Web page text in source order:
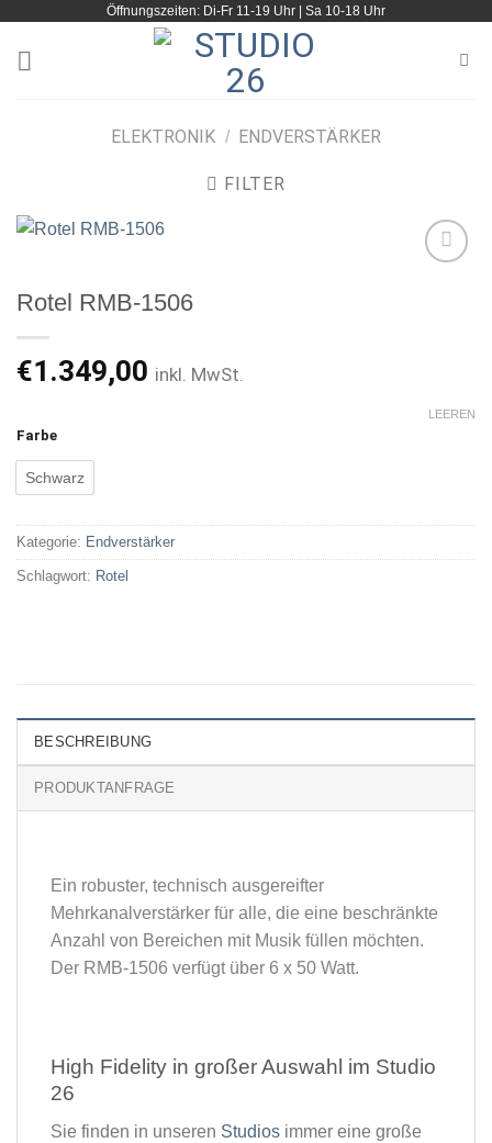
springen
Öffnungszeiten: Di-Fr 11-19 Uhr | Sa 10-18 Uhr
ELEKTRONIK / ENDVERSTÄRKER
FILTER
Rotel RMB-1506
€1.349,00 inkl. MwSt.
Farbe
Schwarz
LEEREN
Kategorie: Endverstärker
Schlagwort: Rotel
BESCHREIBUNG
PRODUKTANFRAGE
Ein robuster, technisch ausgereifter
Mehrkanalverstärker für alle, die eine beschränkte
Anzahl von Bereichen mit Musik füllen möchten.
Der RMB-1506 verfügt über 6 x 50 Watt.
High Fidelity in großer Auswahl im Studio
26​
Sie finden in unseren Studios immer eine große